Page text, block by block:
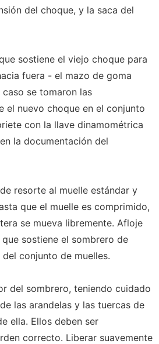
del choque, y la saca del
sostiene el viejo choque para
fuera - el mazo de goma
se tomaron las
el nuevo choque en el conjunto
con la llave dinamométrica
la documentación del
resorte al muelle estándar y
que el muelle es comprimido,
se mueva libremente. Afloje
sostiene el sombrero de
conjunto de muelles.
del sombrero, teniendo cuidado
las arandelas y las tuercas de
ella. Ellos deben ser
correcto. Liberar suavemente